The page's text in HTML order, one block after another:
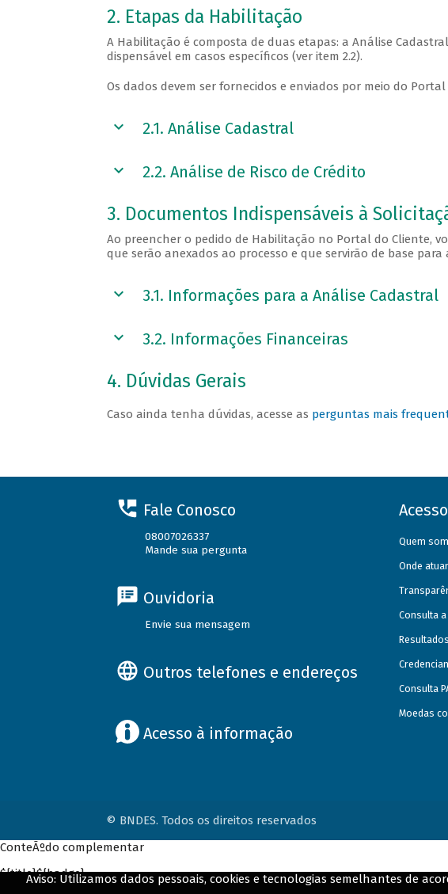
2. Etapas da Habilitação
A Habilitação é composta de duas etapas: a Análise
dispensável em casos específicos (ver item 2.2).
Os dados devem ser fornecidos e enviados por meio do Portal
2.1. Análise Cadastral
2.2. Análise de Risco de Crédito
3. Documentos Indispensáveis à
Ao preencher o pedido de Habilitação no Portal do Cliente,
que serão anexados ao processo e que servirão de base
3.1. Informações para a Análise Cadastral
3.2. Informações Financeiras
4. Dúvidas Gerais
Caso ainda tenha dúvidas, acesse as perguntas mais
Fale Conosco
08007026337
Mande sua pergunta
Ouvidoria
Envie sua mensagem
Outros telefones e endereços
Acesso à informação
Quem
Onde
Consulta
Consulta
Moedas
© BNDES. Todos os direitos reservados
Aviso: Utilizamos dados pessoais, cookies e tecnologias semelhantes de
ConteÃºdo complementar
${title}${badge}